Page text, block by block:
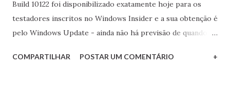
Build 10122 foi disponibilizado exatamente hoje para os
testadores inscritos no Windows Insider e a sua obtenção é
pelo Windows Update - ainda não há previsão de quando (e
informações dão conta de que as melhorias concentram-se
COMPARTILHAR POSTAR UM COMENTÁRIO +